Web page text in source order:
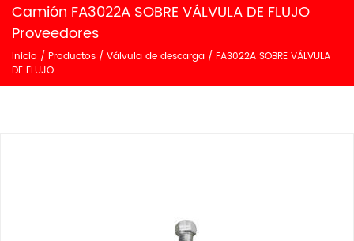
Camión FA3022A SOBRE VÁLVULA DE FLUJO
Proveedores
Inicio / Productos / Válvula de descarga / FA3022A SOBRE VÁLVULA
DE FLUJO